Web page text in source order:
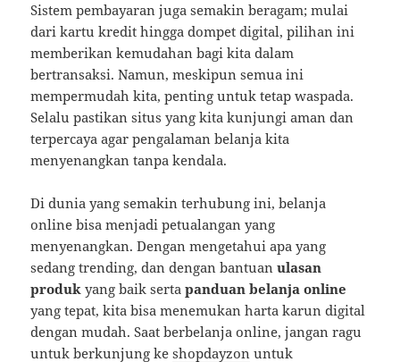
Sistem pembayaran juga semakin beragam; mulai
dari kartu kredit hingga dompet digital, pilihan ini
memberikan kemudahan bagi kita dalam
bertransaksi. Namun, meskipun semua ini
mempermudah kita, penting untuk tetap waspada.
Selalu pastikan situs yang kita kunjungi aman dan
terpercaya agar pengalaman belanja kita
menyenangkan tanpa kendala.
Di dunia yang semakin terhubung ini, belanja
online bisa menjadi petualangan yang
menyenangkan. Dengan mengetahui apa yang
sedang trending, dan dengan bantuanulasan
produk yang baik sertapanduan belanja online
yang tepat, kita bisa menemukan harta karun digital
dengan mudah. Saat berbelanja online, jangan ragu
untuk berkunjung keshopdayzon untuk